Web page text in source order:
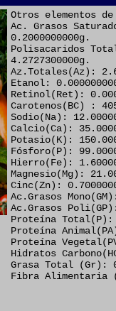
Otros elementos
Ac. Grasos
0.2000000000g.
Polisacaridos
4.2727300000g.
Az.Totales(Az):
Etanol:
Retinol(Ret):
Carotenos(BC) :
Sodio(Na):
Calcio(Ca):
Potasio(K):
Fósforo(P):
Hierro(Fe):
Magnesio(Mg):
Cinc(Zn):
Ac.Grasos
Ac.Grasos
Proteína Total(P):
Proteína
Proteína
Hidratos
Grasa Total (Gr):
Fibra Alimentaria